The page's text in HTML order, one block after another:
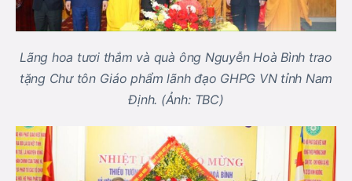
Lãng hoa tươi thắm và quà ông Nguyễn Hoà Bình trao
tặng Chư tôn Giáo phẩm lãnh đạo GHPG VN tỉnh Nam
Định. (Ảnh: TBC)